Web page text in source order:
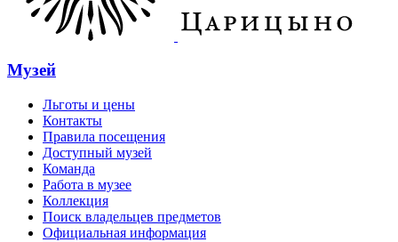
Музей
Льготы и цены
Контакты
Правила посещения
Доступный музей
Команда
Работа в музее
Коллекция
Поиск владельцев предметов
Официальная информация